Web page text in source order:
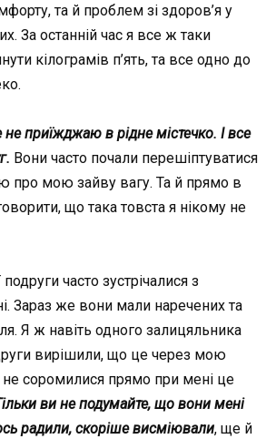
та й проблем зі здоров’я у
За останній час я все ж таки
кілограмів п’ять, та все одно до
приїжджаю в рідне містечко. І все
Вони часто почали перешіптуватися
про мою зайву вагу. Та й прямо в
що така товста я нікому не
часто зустрічалися з
Зараз же вони мали наречених та
Я ж навіть одного залицяльника
вирішили, що це через мою
не соромилися прямо при мені це
ви не подумайте, що вони мені
радили, скоріше висміювали, ще й